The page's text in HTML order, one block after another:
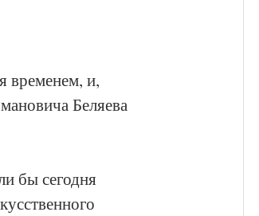
временем, и,
Беляева
бы сегодня